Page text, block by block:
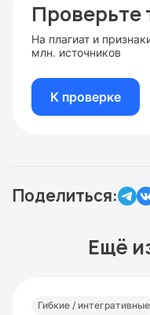
Проверьте
На плагиат и
млн. источников
К проверке
Поделиться:
Ещё
Гибкие / интегративные